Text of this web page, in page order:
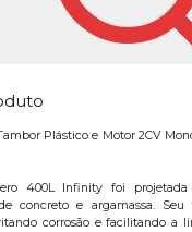
Plástico e Motor 2CV
400L Infinity foi projetada
concreto e argamassa.
corrosão e facilitando a